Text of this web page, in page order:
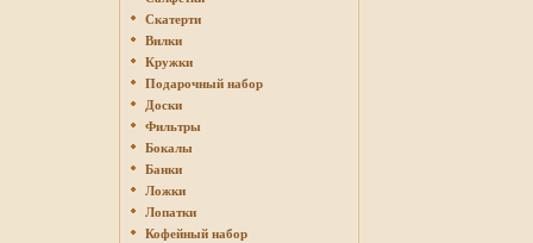
Скатерти
Вилки
Кружки
Подарочный набор
Доски
Фильтры
Бокалы
Банки
Ложки
Лопатки
Кофейный набор